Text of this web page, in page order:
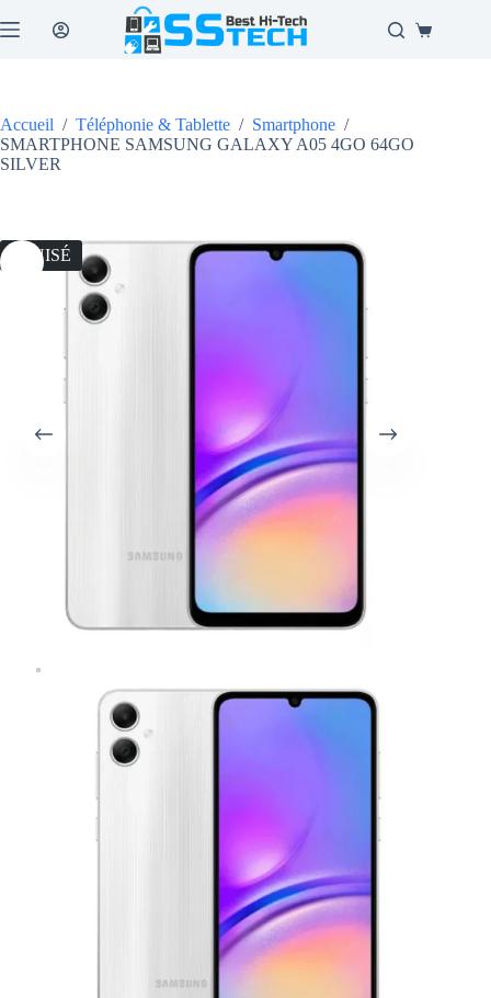
au
Panier
Accueil / Téléphonie & Tablette / Smartphone /
SMARTPHONE SAMSUNG GALAXY A05 4GO 64GO
SILVER
ÉPUISÉ